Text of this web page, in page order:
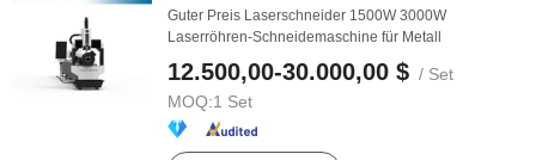
Guter Preis Laserschneider 1500W 3000W
Laserröhren-Schneidemaschine für Metall
12.500,00-30.000,00 $ / Set
MOQ:1 Set